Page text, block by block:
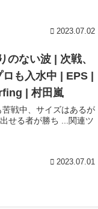
2023.07.02
のない波 | 次戦、
も入水中 | EPS |
| 村田嵐
戦中、サイズはあるが
せる者が勝ち ...関連ツ
2023.07.01